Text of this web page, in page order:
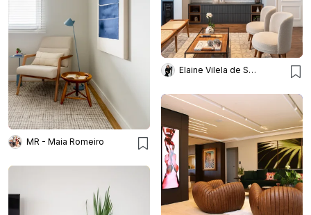
MR - Maia Romeiro
Elaine Vilela de Sousa